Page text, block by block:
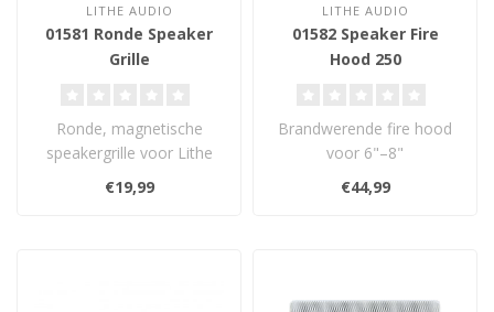
LITHE AUDIO
01581 Ronde Speaker
Grille
Ronde, magnetische
speakergrille voor Lithe
Audio 6.5”
plafondluidsprekers. Ov..
€19,99
LITHE AUDIO
01582 Speaker Fire
Hood 250
Brandwerende fire hood
voor 6"–8"
plafondluidsprekers. De
Lithe Audio Fire Hoo..
€44,99